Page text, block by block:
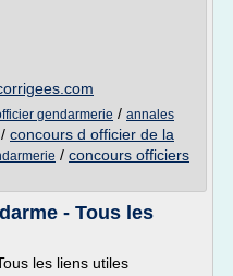
gendarmerie / annales
/ concours d officier de la
/ concours officiers
- Tous les
les liens utiles